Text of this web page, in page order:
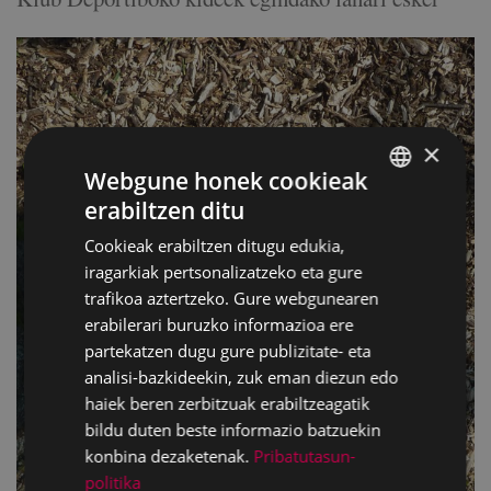
×
Webgune honek cookieak
erabiltzen ditu
Cookieak erabiltzen ditugu edukia,
iragarkiak pertsonalizatzeko eta gure
trafikoa aztertzeko. Gure webgunearen
erabilerari buruzko informazioa ere
partekatzen dugu gure publizitate- eta
analisi-bazkideekin, zuk eman diezun edo
haiek beren zerbitzuak erabiltzeagatik
bildu duten beste informazio batzuekin
konbina dezaketenak. Pribatutasun-
politika